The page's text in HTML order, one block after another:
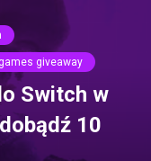
giveaway
Switch w
10